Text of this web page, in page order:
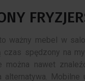
ważny mebel w
czas spędzony na
można nawet
alternatywa.